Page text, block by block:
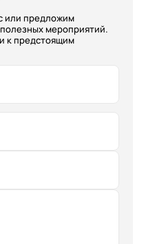
или предложим
мероприятий.
к предстоящим